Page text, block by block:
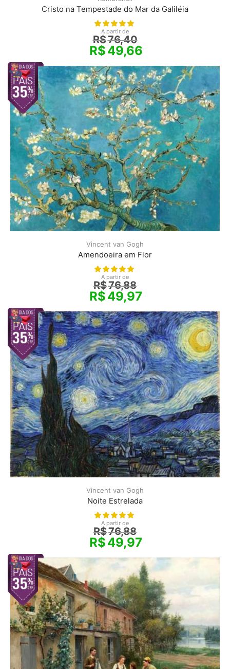
Cristo na Tempestade do Mar da Galiléia
A partir de
R$76,40
R$49,66
Vincent van Gogh
Amendoeira em Flor
A partir de
R$76,88
R$49,97
Vincent van Gogh
Noite Estrelada
A partir de
R$76,88
R$49,97